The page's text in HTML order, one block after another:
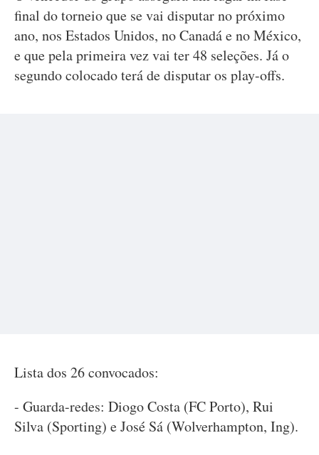
final do torneio que se vai disputar no próximo
ano, nos Estados Unidos, no Canadá e no México,
e que pela primeira vez vai ter 48 seleções. Já o
segundo colocado terá de disputar os play-offs.
Lista dos 26 convocados:
- Guarda-redes: Diogo Costa (FC Porto), Rui
Silva (Sporting) e José Sá (Wolverhampton, Ing).